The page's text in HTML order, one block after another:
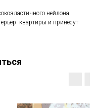
нейлона.
квартиры и принесут